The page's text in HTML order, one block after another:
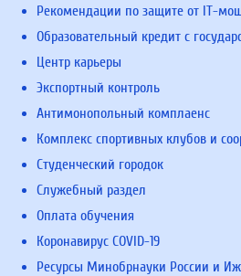
Рекомендации по защите от IT-
Образовательный кредит с
Центр карьеры
Экспортный контроль
Антимонопольный комплаенс
Комплекс спортивных клубов и
Студенческий городок
Служебный раздел
Оплата обучения
Коронавирус COVID-19
Ресурсы Минобрнауки России и